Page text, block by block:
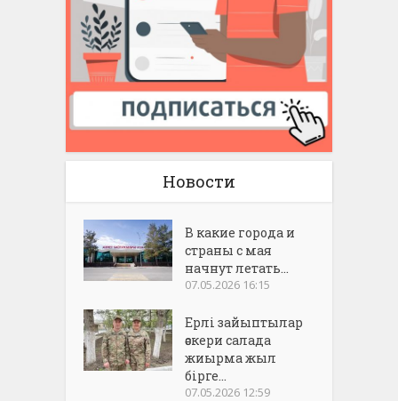
Новости
В какие города и
страны с мая
начнут летать...
07.05.2026 16:15
Ерлі зайыптылар
әскери салада
жиырма жыл
бірге...
07.05.2026 12:59